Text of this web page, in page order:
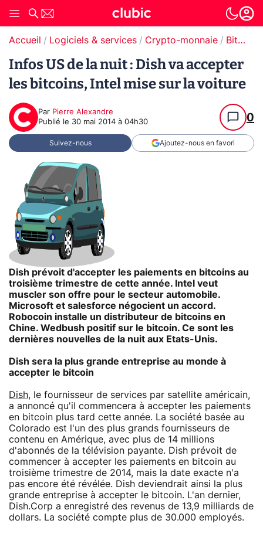
Accueil Logiciels & services Crypto-monnaie Bitcoin
Infos US de la nuit : Dish va accepter
les bitcoins, Intel mise sur la voiture
Par Pierre Alexandre
Publié le 30 mai 2014 à 04h30 0
Suivez-nous Ajoutez-nous en favori
Dish prévoit d'accepter les paiements en bitcoins au
troisième trimestre de cette année. Intel veut
muscler son offre pour le secteur automobile.
Microsoft et salesforce négocient un accord.
Robocoin installe un distributeur de bitcoins en
Chine. Wedbush positif sur le bitcoin. Ce sont les
dernières nouvelles de la nuit aux Etats-Unis.
Dish sera la plus grande entreprise au monde à
accepter le bitcoin
Dish, le fournisseur de services par satellite américain,
a annoncé qu'il commencera à accepter les paiements
en bitcoin plus tard cette année. La société basée au
Colorado est l'un des plus grands fournisseurs de
contenu en Amérique, avec plus de 14 millions
d'abonnés de la télévision payante. Dish prévoit de
commencer à accepter les paiements en bitcoin au
troisième trimestre de 2014, mais la date exacte n'a
pas encore été révélée. Dish deviendrait ainsi la plus
grande entreprise à accepter le bitcoin. L'an dernier,
Dish.Corp a enregistré des revenus de 13,9 milliards de
dollars. La société compte plus de 30.000 employés.